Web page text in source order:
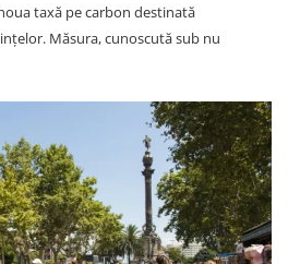
taxă pe carbon destinată
Măsura, cunoscută sub nu